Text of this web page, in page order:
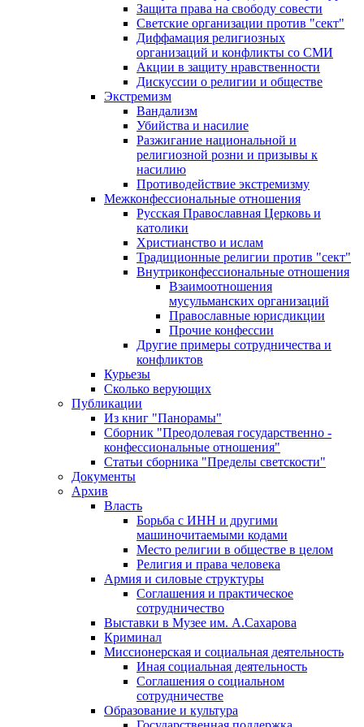
Защита права на свободу совести
Светские организации против "сект"
Диффамация религиозных
организаций и конфликты со СМИ
Акции в защиту нравственности
Дискуссии о религии и обществе
Экстремизм
Вандализм
Убийства и насилие
Разжигание национальной и
религиозной розни и призывы к
насилию
Противодействие экстремизму
Межконфессиональные отношения
Русская Православная Церковь и
католики
Христианство и ислам
Традиционные религии против "сект"
Внутриконфессиональные отношения
Взаимоотношения
мусульманских организаций
Православные юрисдикции
Прочие конфессии
Другие примеры сотрудничества и
конфликтов
Курьезы
Сколько верующих
Публикации
Из книг "Панорамы"
Сборник "Преодолевая государственно -
конфессиональные отношения"
Статьи сборника "Пределы светскости"
Документы
Архив
Власть
Борьба с ИНН и другими
машиночитаемыми кодами
Место религии в обществе в целом
Религия и права человека
Армия и силовые структуры
Соглашения и практическое
сотрудничество
Выставки в Музее им. А.Сахарова
Криминал
Миссионерская и социальная деятельность
Иная социальная деятельность
Соглашения о социальном
сотрудничестве
Образование и культура